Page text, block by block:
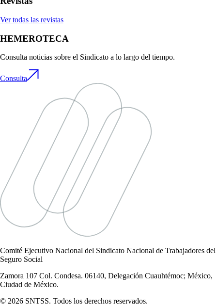
Ver todas las revistas
HEMEROTECA
Consulta noticias sobre el Sindicato a lo largo del tiempo.
Consulta
Comité Ejecutivo Nacional del Sindicato Nacional de Trabajadores del
Seguro Social
Zamora 107 Col. Condesa. 06140, Delegación Cuauhtémoc; México,
Ciudad de México.
© 2026 SNTSS. Todos los derechos reservados.